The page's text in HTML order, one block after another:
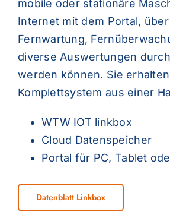
mobile oder stationäre
Internet mit dem Portal,
Fernwartung,
diverse Auswertungen
werden können. Sie
Komplettsystem aus einer
WTW IOT linkbox
Cloud Datenspeicher
Portal für PC, Tablet
Datenblatt Linkbox